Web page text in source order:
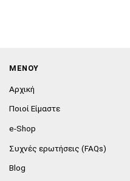
ΜΕΝΟΥ
Αρχική
Ποιοί Είμαστε
e-Shop
Συχνές ερωτήσεις (FAQs)
Blog